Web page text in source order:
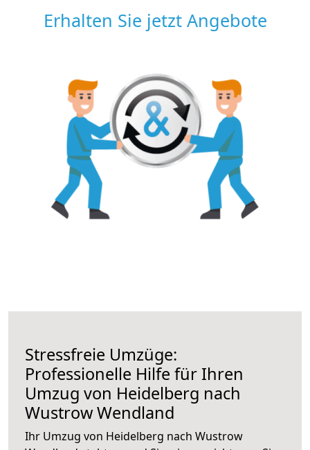
Erhalten Sie jetzt Angebote
Stressfreie Umzüge:
Professionelle Hilfe für Ihren
Umzug von Heidelberg nach
Wustrow Wendland
Ihr Umzug von Heidelberg nach Wustrow